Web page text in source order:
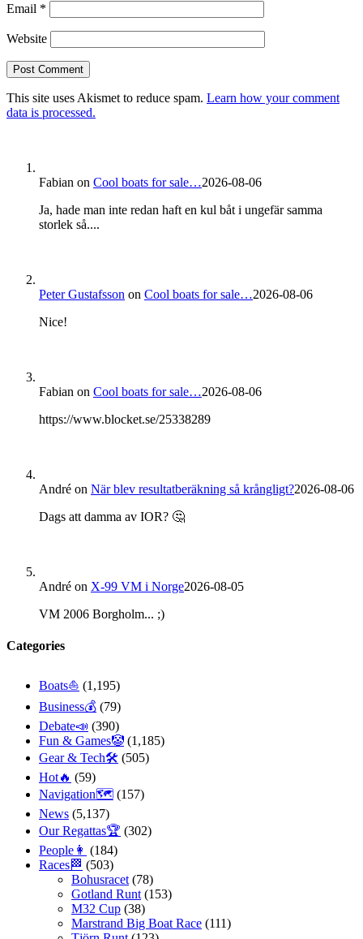
Email *
Website
This site uses Akismet to reduce spam. Learn how your comment
data is processed.
Fabian on Cool boats for sale…2026-08-06
Ja, hade man inte redan haft en kul båt i ungefär samma
storlek så....
Peter Gustafsson on Cool boats for sale…2026-08-06
Nice!
Fabian on Cool boats for sale…2026-08-06
https://www.blocket.se/25338289
André on När blev resultatberäkning så krångligt?2026-08-06
Dags att damma av IOR? 🤔
André on X-99 VM i Norge2026-08-05
VM 2006 Borgholm... ;)
Categories
Boats⛵️ (1,195)
Business💰 (79)
Debate📣 (390)
Fun & Games🤡 (1,185)
Gear & Tech🛠 (505)
Hot🔥 (59)
Navigation🗺 (157)
News (5,137)
Our Regattas🏆 (302)
People👩 (184)
Races🏁 (503)
Bohusracet (78)
Gotland Runt (153)
M32 Cup (38)
Marstrand Big Boat Race (111)